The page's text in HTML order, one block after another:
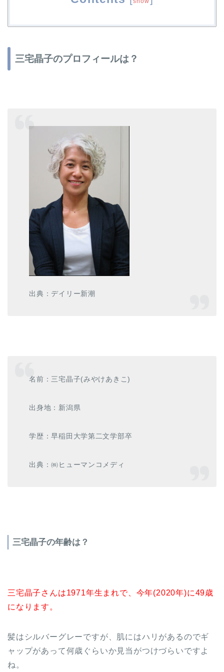
三宅晶子のプロフィールは？
出典：デイリー新潮
名前：三宅晶子(みやけあきこ)
出身地：新潟県
学歴：早稲田大学第二文学部卒
出典：㈱ヒューマンコメディ
三宅晶子の年齢は？
三宅晶子さんは1971年生まれで、今年(2020年)に49歳
になります。
髪はシルバーグレーですが、肌にはハリがあるのでギ
ャップがあって何歳ぐらいか見当がつけづらいですよ
ね。